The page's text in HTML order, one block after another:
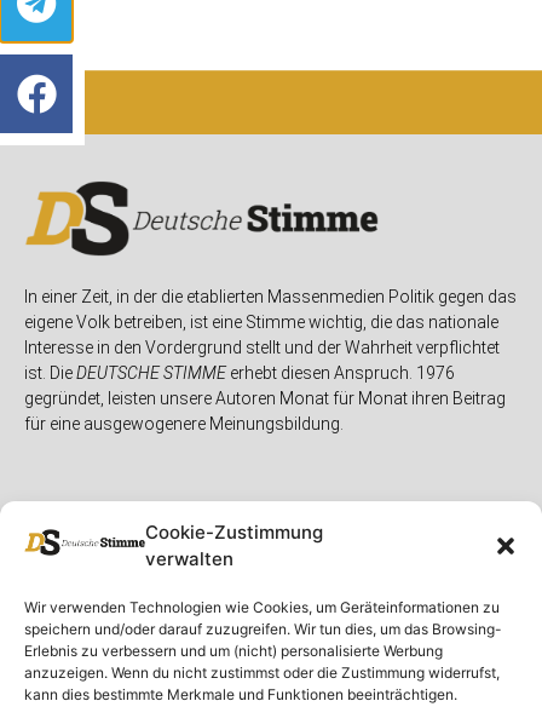
Cookie-Zustimmung
verwalten
Wir verwenden Technologien wie Cookies, um Geräteinformationen zu
speichern und/oder darauf zuzugreifen. Wir tun dies, um das Browsing-
Erlebnis zu verbessern und um (nicht) personalisierte Werbung
anzuzeigen. Wenn du nicht zustimmst oder die Zustimmung widerrufst,
kann dies bestimmte Merkmale und Funktionen beeinträchtigen.
In einer Zeit, in der die etablierten Massenmedien Politik gegen das
eigene Volk betreiben, ist eine Stimme wichtig, die das nationale
Interesse in den Vordergrund stellt und der Wahrheit verpflichtet
ist. DieDEUTSCHE STIMMEerhebt diesen Anspruch. 1976
gegründet, leisten unsere Autoren Monat für Monat ihren Beitrag
für eine ausgewogenere Meinungsbildung.
Unser Magazin
Spenden
Ausgaben
Rubriken
Deutschland
Ausland
Rechtliches
Rechtliche Hinweise
Impressum
Datenschutzerklärung